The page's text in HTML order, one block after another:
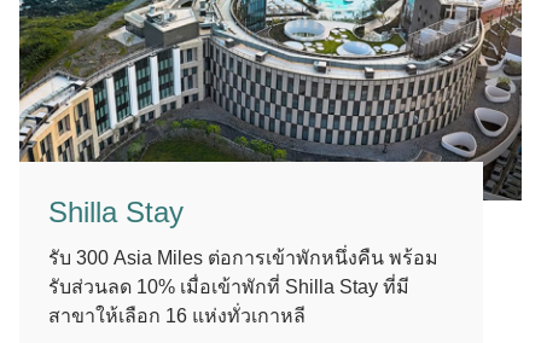
Shilla Stay
รับ 300 Asia Miles ต่อการเข้าพักหนึ่งคืน พร้อม
รับส่วนลด 10% เมื่อเข้าพักที่ Shilla Stay ที่มี
สาขาให้เลือก 16 แห่งทั่วเกาหลี